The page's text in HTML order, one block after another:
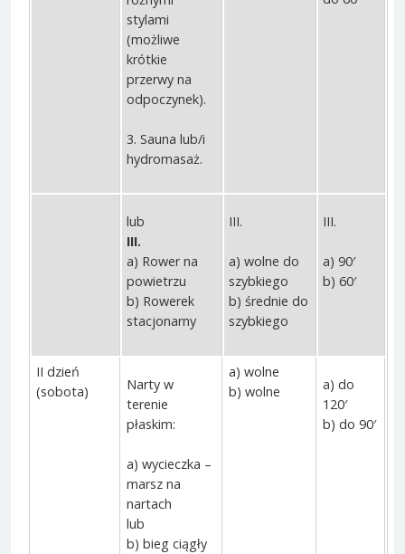
stylami
(możliwe
krótkie
przerwy na
odpoczynek).
3. Sauna lub/i
hydromasaż.
lub
III.
a) Rower na
powietrzu
b) Rowerek
stacjonarny
III.
a) wolne do
szybkiego
b) średnie do
szybkiego
III.
a) 90′
b) 60′
II dzień
(sobota)
Narty w
terenie
płaskim:
a) wycieczka –
marsz na
nartach
lub
b) bieg ciągły
a) wolne
b) wolne
a) do
120′
b) do 90′